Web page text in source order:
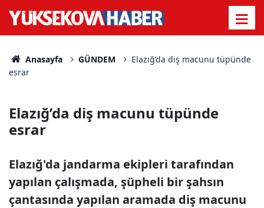
Anasayfa GÜNDEM
Elazığ’da diş macunu tüpünde
esrar
Elazığ’da diş macunu tüpünde
esrar
Elazığ'da jandarma ekipleri tarafından
yapılan çalışmada, şüpheli bir şahsın
çantasında yapılan aramada diş macunu